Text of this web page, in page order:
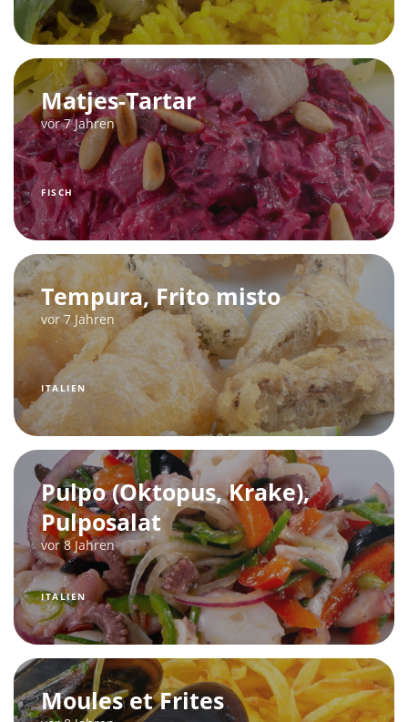
Matjes-Tartar
vor 7 Jahren
FISCH
Tempura, Frito misto
vor 7 Jahren
ITALIEN
Pulpo (Oktopus, Krake),
Pulposalat
vor 8 Jahren
ITALIEN
Moules et Frites